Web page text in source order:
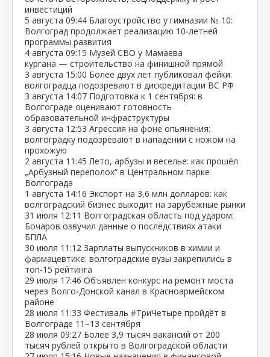
инвестиций
5 августа 09:44 Благоустройство у гимназии № 10:
Волгоград продолжает реализацию 10‑летней
программы развития
4 августа 09:15 Музей СВО у Мамаева
кургана — строительство на финишной прямой
3 августа 15:00 Более двух лет публиковал фейки:
волгоградца подозревают в дискредитации ВС РФ
3 августа 14:07 Подготовка к 1 сентября: в
Волгограде оценивают готовность
образовательной инфраструктуры
3 августа 12:53 Агрессия на фоне опьянения:
волгоградку подозревают в нападении с ножом на
прохожую
2 августа 11:45 Лето, арбузы и веселье: как прошёл
„Арбузный переполох“ в Центральном парке
Волгограда
1 августа 14:16 Экспорт на 3,6 млн долларов: как
волгоградский бизнес выходит на зарубежные рынки
31 июля 12:11 Волгоградская область под ударом:
Бочаров озвучил данные о последствиях атаки
БПЛА
30 июля 11:12 Зарплаты выпускников в химии и
фармацевтике: волгоградские вузы закрепились в
топ‑15 рейтинга
29 июля 17:46 Объявлен конкурс на ремонт моста
через Волго‑Донской канал в Красноармейском
районе
28 июля 11:33 Фестиваль #ТриЧетыре пройдёт в
Волгограде 11–13 сентября
28 июля 09:27 Более 3,9 тысяч вакансий от 200
тысяч рублей открыто в Волгоградской области